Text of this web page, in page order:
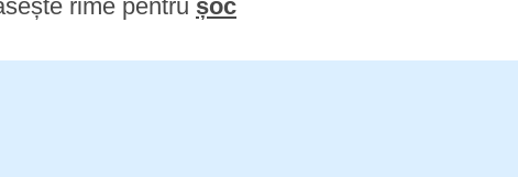
rime pentru șoc